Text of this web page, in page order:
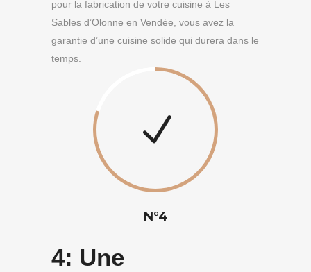
pour la fabrication de votre cuisine à Les
Sables d’Olonne en Vendée, vous avez la
garantie d’une cuisine solide qui durera dans le
temps.
N°4
4: Une